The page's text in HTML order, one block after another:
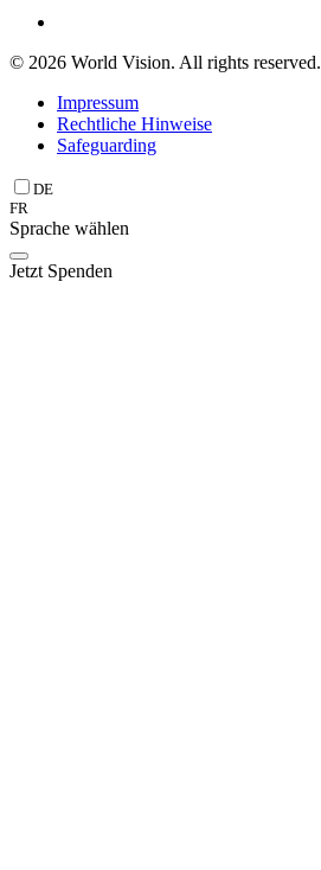
© 2026 World Vision. All rights reserved.
Impressum
Rechtliche Hinweise
Safeguarding
DE
FR
Sprache wählen
Jetzt Spenden